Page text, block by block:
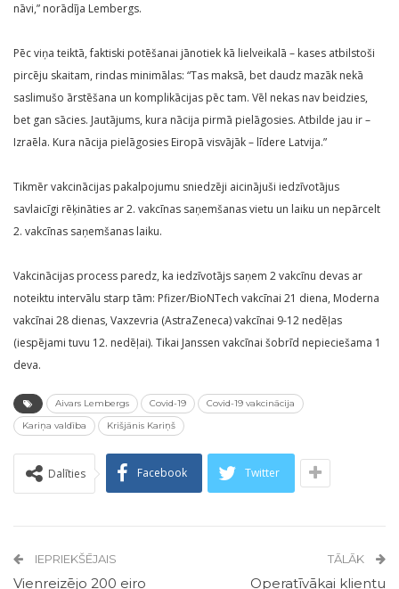
nāvi,” norādīja Lembergs.
Pēc viņa teiktā, faktiski potēšanai jānotiek kā lielveikalā – kases atbilstoši
pircēju skaitam, rindas minimālas: “Tas maksā, bet daudz mazāk nekā
saslimušo ārstēšana un komplikācijas pēc tam. Vēl nekas nav beidzies,
bet gan sācies. Jautājums, kura nācija pirmā pielāgosies. Atbilde jau ir –
Izraēla. Kura nācija pielāgosies Eiropā visvājāk – līdere Latvija.”
Tikmēr vakcinācijas pakalpojumu sniedzēji aicinājuši iedzīvotājus
savlaicīgi rēķināties ar 2. vakcīnas saņemšanas vietu un laiku un nepārcelt
2. vakcīnas saņemšanas laiku.
Vakcinācijas process paredz, ka iedzīvotājs saņem 2 vakcīnu devas ar
noteiktu intervālu starp tām: Pfizer/BioNTech vakcīnai 21 diena, Moderna
vakcīnai 28 dienas, Vaxzevria (AstraZeneca) vakcīnai 9-12 nedēļas
(iespējami tuvu 12. nedēļai). Tikai Janssen vakcīnai šobrīd nepieciešama 1
deva.
Aivars Lembergs Covid-19
Covid-19 vakcinācija
Kariņa valdība
Krišjānis Kariņš
Dalīties Facebook Twitter
IEPRIEKŠĒJAIS
Vienreizējo 200 eiro
TĀLĀK
Operatīvākai klientu